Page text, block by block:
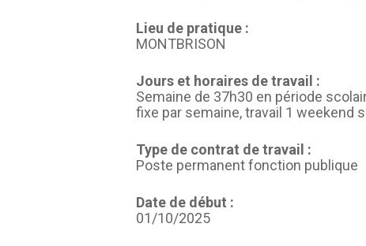
Lieu de pratique :
MONTBRISON
Jours et horaires de travail :
Semaine de 37h30 en période
fixe par semaine, travail 1 weekend
Type de contrat de travail :
Poste permanent fonction publique
Date de début :
01/10/2025